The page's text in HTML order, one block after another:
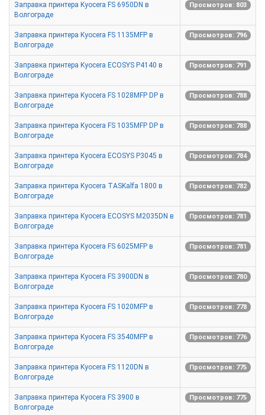
Заправка принтера Kyocera FS 6950DN в
Волгограде
Просмотров: 803
Заправка принтера Kyocera FS 1135MFP в
Волгограде
Просмотров: 796
Заправка принтера Kyocera ECOSYS P4140 в
Волгограде
Просмотров: 791
Заправка принтера Kyocera FS 1028MFP DP в
Волгограде
Просмотров: 788
Заправка принтера Kyocera FS 1035MFP DP в
Волгограде
Просмотров: 788
Заправка принтера Kyocera ECOSYS P3045 в
Волгограде
Просмотров: 784
Заправка принтера Kyocera TASKalfa 1800 в
Волгограде
Просмотров: 782
Заправка принтера Kyocera ECOSYS M2035DN в
Волгограде
Просмотров: 781
Заправка принтера Kyocera FS 6025MFP в
Волгограде
Просмотров: 781
Заправка принтера Kyocera FS 3900DN в
Волгограде
Просмотров: 780
Заправка принтера Kyocera FS 1020MFP в
Волгограде
Просмотров: 778
Заправка принтера Kyocera FS 3540MFP в
Волгограде
Просмотров: 776
Заправка принтера Kyocera FS 1120DN в
Волгограде
Просмотров: 775
Заправка принтера Kyocera FS 3900 в
Волгограде
Просмотров: 775